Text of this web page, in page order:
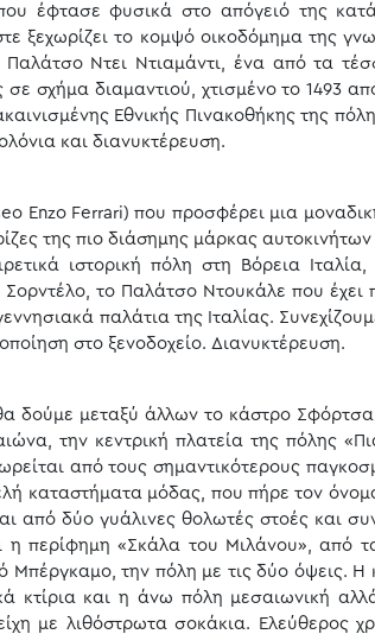
έφτασε φυσικά στο απόγειό της
ξεχωρίζει το κομψό οικοδόμημα της
Παλάτσο Ντει Ντιαμάντι, ένα από τα
σχήμα διαμαντιού, χτισμένο το 1493
Εθνικής Πινακοθήκης της
και διανυκτέρευση.
Enzo Ferrari) που προσφέρει μια
της πιο διάσημης μάρκας αυτοκινήτων
ιστορική πόλη στη Βόρεια Ιταλία,
το Παλάτσο Ντουκάλε που έχει
παλάτια της Ιταλίας.
στο ξενοδοχείο. Διανυκτέρευση.
δούμε μεταξύ άλλων το κάστρο
την κεντρική πλατεία της πόλης
από τους σημαντικότερους
καταστήματα μόδας, που πήρε τον
από δύο γυάλινες θολωτές στοές και
η περίφημη «Σκάλα του Μιλάνου», από
Μπέργκαμο, την πόλη με τις δύο όψεις. Η
κτίρια και η άνω πόλη μεσαιωνική
με λιθόστρωτα σοκάκια. Ελεύθερος